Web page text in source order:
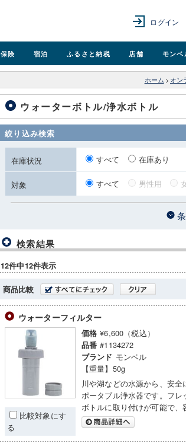
ログイン
保険 宿泊 ふるさと納税 店舗 モンベ
ホーム > オン
ウォーターボトル/浄水ボトル
絞り込み検索
在庫状況 すべて 在庫あり
対象 すべて 男性用
検索結果
12件中12件表示
商品比較
ウォーターフィルター
比較対象にす
る
価格 ¥6,600（税込）
品番 #1134272
ブランド モンベル
【重量】50g
川や湖などの水源から、安
ポータブル浄水器です。フレ
ボトルに取り付けが可能で、